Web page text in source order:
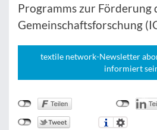
Programms zur Förderung
Gemeinschaftsforschung
textile network-Newsletter
informiert